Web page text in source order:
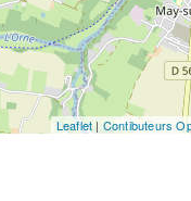
Leaflet | Contibuteurs